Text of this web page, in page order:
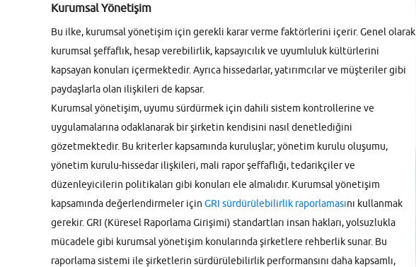
Kurumsal Yönetişim
Bu ilke, kurumsal yönetişim için gerekli karar verme faktörlerini içerir. Genel olarak
kurumsal şeffaflık, hesap verebilirlik, kapsayıcılık ve uyumluluk kültürlerini
kapsayan konuları içermektedir. Ayrıca hissedarlar, yatırımcılar ve müşteriler gibi
paydaşlarla olan ilişkileri de kapsar.
Kurumsal yönetişim, uyumu sürdürmek için dahili sistem kontrollerine ve
uygulamalarına odaklanarak bir şirketin kendisini nasıl denetlediğini
gözetmektedir. Bu kriterler kapsamında kuruluşlar; yönetim kurulu oluşumu,
yönetim kurulu-hissedar ilişkileri, mali rapor şeffaflığı, tedarikçiler ve
düzenleyicilerin politikaları gibi konuları ele almalıdır. Kurumsal yönetişim
kapsamında değerlendirmeler için GRI sürdürülebilirlik raporlamasını kullanmak
gerekir. GRI (Küresel Raporlama Girişimi) standartları insan hakları, yolsuzlukla
mücadele gibi kurumsal yönetişim konularında şirketlere rehberlik sunar. Bu
raporlama sistemi ile şirketlerin sürdürülebilirlik performansını daha kapsamlı,